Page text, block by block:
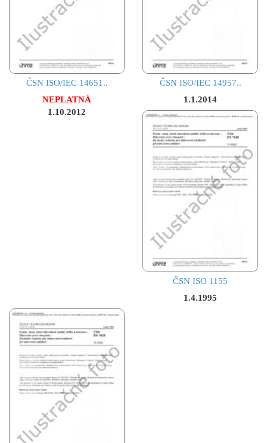
ČSN ISO/IEC 14651..
NEPLATNÁ
1.10.2012
ČSN ISO/IEC 14957..
1.1.2014
ČSN ISO 1155
1.4.1995